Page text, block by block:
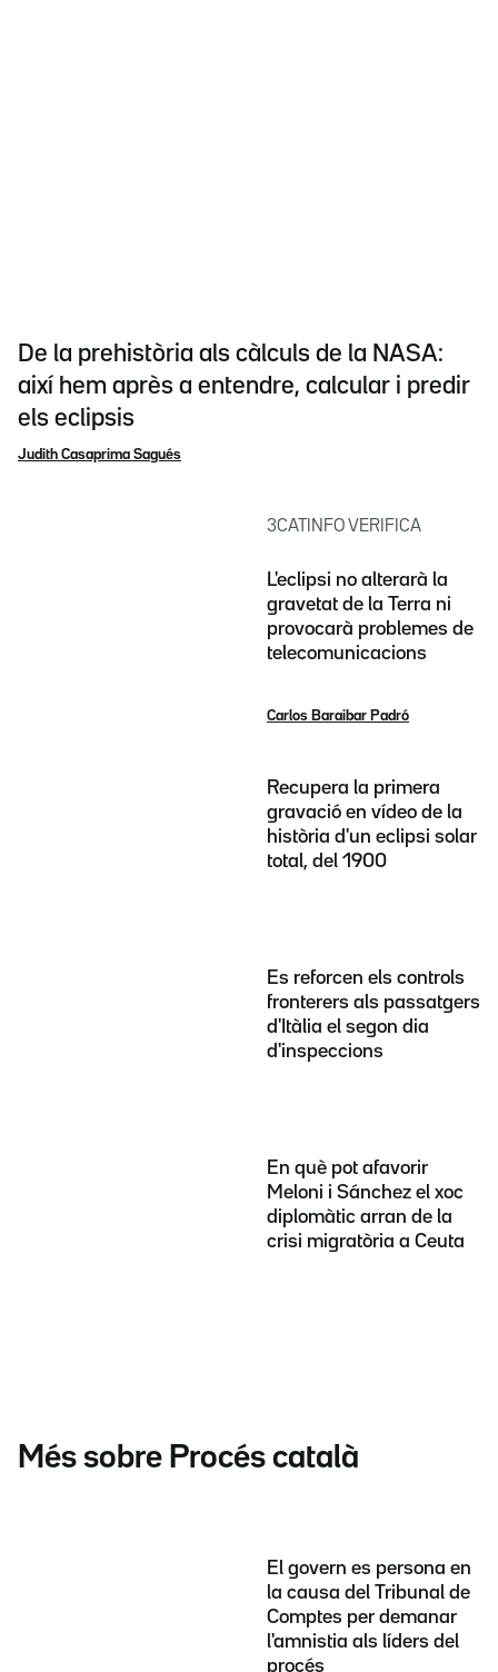
De la prehistòria als càlculs de la NASA:
així hem après a entendre, calcular i predir
els eclipsis
Judith Casaprima Sagués
3CATINFO VERIFICA
L'eclipsi no alterarà la
gravetat de la Terra ni
provocarà problemes de
telecomunicacions
Carlos Baraibar Padró
Recupera la primera
gravació en vídeo de la
història d'un eclipsi solar
total, del 1900
Es reforcen els controls
fronterers als passatgers
d'Itàlia el segon dia
d'inspeccions
En què pot afavorir
Meloni i Sánchez el xoc
diplomàtic arran de la
crisi migratòria a Ceuta
Més sobre Procés català
El govern es persona en
la causa del Tribunal de
Comptes per demanar
l'amnistia als líders del
procés